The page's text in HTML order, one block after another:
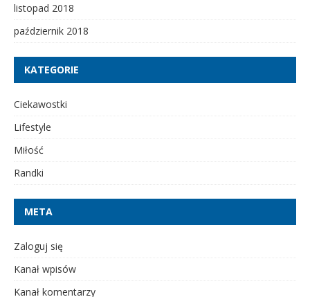
listopad 2018
październik 2018
KATEGORIE
Ciekawostki
Lifestyle
Miłość
Randki
META
Zaloguj się
Kanał wpisów
Kanał komentarzy